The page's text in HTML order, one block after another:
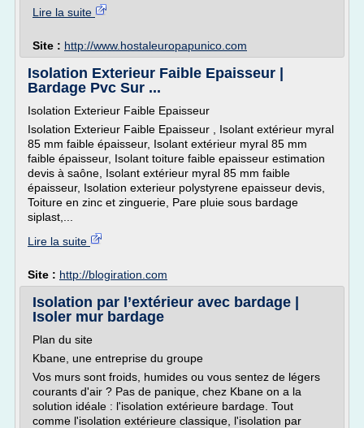
Lire la suite
Site : http://www.hostaleuropapunico.com
Isolation Exterieur Faible Epaisseur |
Bardage Pvc Sur ...
Isolation Exterieur Faible Epaisseur
Isolation Exterieur Faible Epaisseur , Isolant extérieur myral
85 mm faible épaisseur, Isolant extérieur myral 85 mm
faible épaisseur, Isolant toiture faible epaisseur estimation
devis à saône, Isolant extérieur myral 85 mm faible
épaisseur, Isolation exterieur polystyrene epaisseur devis,
Toiture en zinc et zinguerie, Pare pluie sous bardage
siplast,...
Lire la suite
Site : http://blogiration.com
Isolation par l’extérieur avec bardage |
Isoler mur bardage
Plan du site
Kbane, une entreprise du groupe
Vos murs sont froids, humides ou vous sentez de légers
courants d'air ? Pas de panique, chez Kbane on a la
solution idéale : l'isolation extérieure bardage. Tout
comme l'isolation extérieure classique, l'isolation par